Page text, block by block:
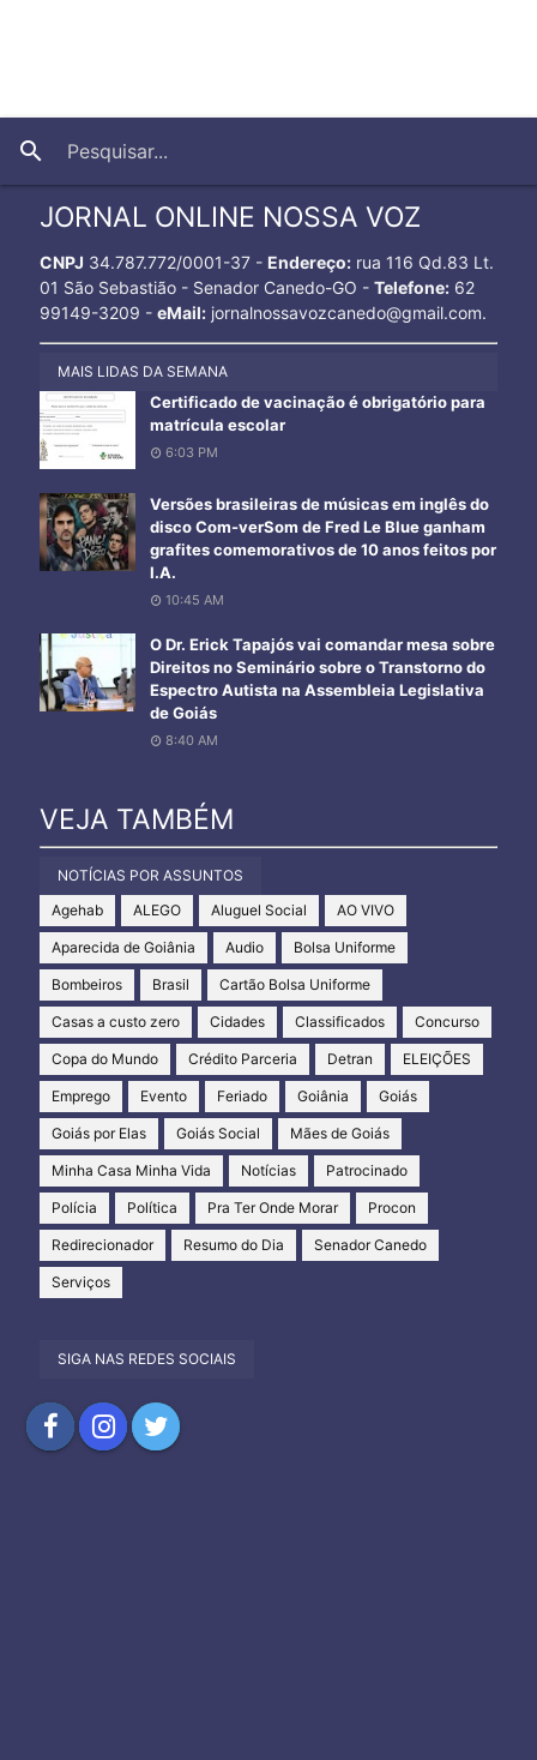
search
JORNAL ONLINE NOSSA VOZ
CNPJ 34.787.772/0001-37 - Endereço:rua 116 Qd.83 Lt.
01 São Sebastião - Senador Canedo-GO - Telefone:62
99149-3209 - eMail:jornalnossavozcanedo@gmail.com.
MAIS LIDAS DA SEMANA
Certificado de vacinação é obrigatório para
matrícula escolar
6:03 PM
Versões brasileiras de músicas em inglês do
disco Com-verSom de Fred Le Blue ganham
grafites comemorativos de 10 anos feitos por
I.A.
10:45 AM
O Dr. Erick Tapajós vai comandar mesa sobre
Direitos no Seminário sobre o Transtorno do
Espectro Autista na Assembleia Legislativa
de Goiás
8:40 AM
VEJA TAMBÉM
NOTÍCIAS POR ASSUNTOS
Agehab
ALEGO Aluguel Social AO VIVO
Aparecida de Goiânia Audio Bolsa Uniforme
Bombeiros Brasil Cartão Bolsa Uniforme
Casas a custo zero Cidades Classificados Concurso
Copa do Mundo Crédito Parceria Detran ELEIÇÕES
Emprego Evento Feriado Goiânia Goiás
Goiás por Elas Goiás Social Mães de Goiás
Minha Casa Minha Vida Notícias Patrocinado
Polícia Política Pra Ter Onde Morar Procon
Redirecionador Resumo do Dia Senador Canedo
Serviços
SIGA NAS REDES SOCIAIS